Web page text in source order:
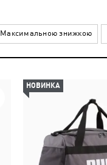
Максимальною знижкою
НОВИНКА